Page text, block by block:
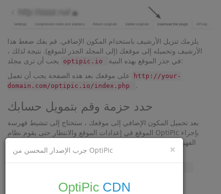
يلزمك تنزيل الأرشيف باستخدام المكون الإضافي. قم بفك ضغط هذا
الأرشيف وتحميله إلى موقعك (إلى المجلد الجذر للموقع). نتيجة لذلك ،
optipic.io
في جذر الموقع بهذه البنية:
http://your-
domain.com/optipic.io/index.php
.
حدد حزمة وقم بتمويل حسابك
بعد تحميل المكون الإضافي إلى موقعك ، ستحتاج إلى تنشيط فهرسة
الموقع في إعدادات الموقع والانتظار حتى يقوم نظام OptiPic بإجراء
× جرب الإصدار المحسن من OptiPic
OptiPic CDN